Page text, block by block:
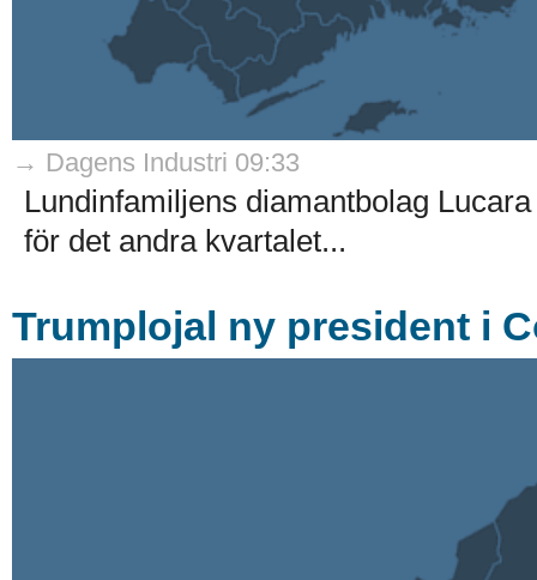
→ Dagens Industri 09:33
Lundinfamiljens diamantbolag
för det andra kvartalet...
Trumplojal ny president i